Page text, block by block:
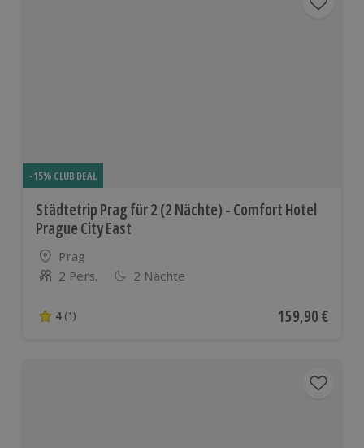
-15% CLUB DEAL
Städtetrip Prag für 2 (2 Nächte) - Comfort Hotel
Prague City East
Standort
Prag
Anzahl der Teilnehmer
2 Pers. 2 Nächte
4 von 5 Sternen basierend auf 1 Bewertungen
4 (1) Aktueller Preis
159,90 €